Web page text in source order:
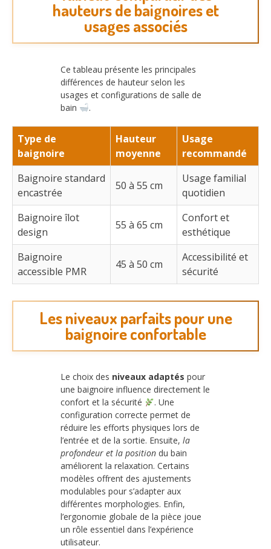
hauteurs de baignoires et
usages associés
Ce tableau présente les principales
différences de hauteur selon les
usages et configurations de salle de
bain
.
Type de
baignoire
Hauteur
moyenne
Usage
recommandé
Baignoire standard
encastrée
50 à 55 cm
Usage familial
quotidien
Baignoire îlot
design
55 à 65 cm
Confort et
esthétique
Baignoire
accessible PMR
45 à 50 cm
Accessibilité et
sécurité
Les niveaux parfaits pour une
baignoire confortable
Le choix des niveaux adaptés pour
une baignoire influence directement le
confort et la sécurité
. Une
configuration correcte permet de
réduire les efforts physiques lors de
l’entrée et de la sortie. Ensuite, la
profondeur et la position du bain
améliorent la relaxation. Certains
modèles offrent des ajustements
modulables pour s’adapter aux
différentes morphologies. Enfin,
l’ergonomie globale de la pièce joue
un rôle essentiel dans l’expérience
utilisateur.